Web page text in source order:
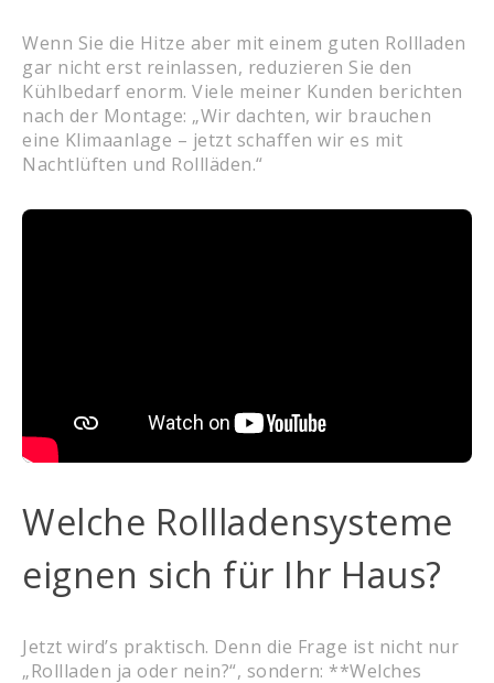
Wenn Sie die Hitze aber mit einem guten Rollladen
gar nicht erst reinlassen, reduzieren Sie den
Kühlbedarf enorm. Viele meiner Kunden berichten
nach der Montage: „Wir dachten, wir brauchen
eine Klimaanlage – jetzt schaffen wir es mit
Nachtlüften und Rollläden.“
Welche Rollladensysteme
eignen sich für Ihr Haus?
Jetzt wird’s praktisch. Denn die Frage ist nicht nur
„Rollladen ja oder nein?“, sondern: **Welches